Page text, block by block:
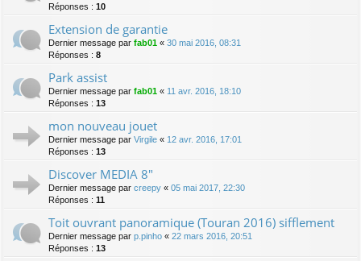
Réponses : 10
Extension de garantie
Dernier message par fab01 « 30 mai 2016, 08:31
Réponses : 8
Park assist
Dernier message par fab01 « 11 avr. 2016, 18:10
Réponses : 13
mon nouveau jouet
Dernier message par Virgile « 12 avr. 2016, 17:01
Réponses : 13
Discover MEDIA 8"
Dernier message par creepy « 05 mai 2017, 22:30
Réponses : 11
Toit ouvrant panoramique (Touran 2016) sifflement
Dernier message par p.pinho « 22 mars 2016, 20:51
Réponses : 13